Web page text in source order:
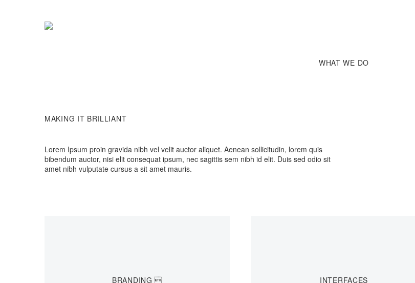
WHAT WE DO
MAKING IT BRILLIANT
Lorem Ipsum proin gravida nibh vel velit auctor aliquet. Aenean sollicitudin, lorem quis
bibendum auctor, nisi elit consequat ipsum, nec sagittis sem nibh id elit. Duis sed odio sit
amet nibh vulputate cursus a sit amet mauris.
BRANDING 
INTERFACES